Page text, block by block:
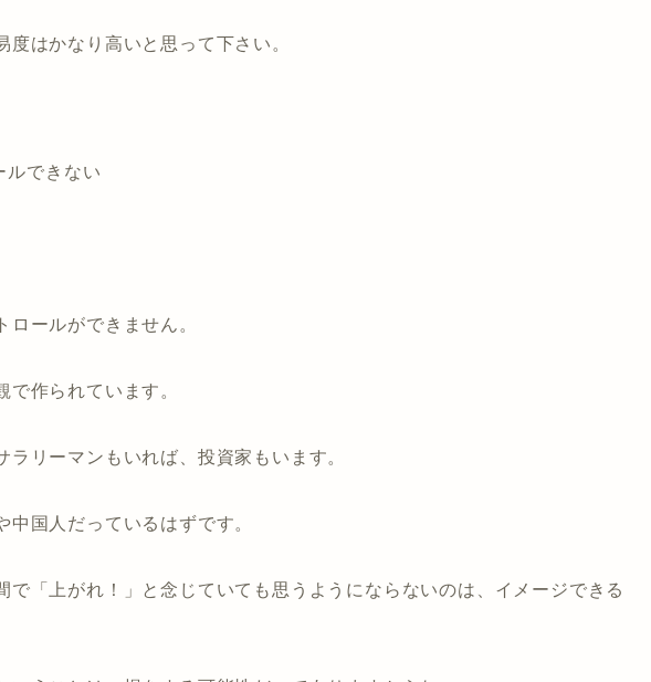
度はかなり高いと思って下さい。
ルできない
ロールができません。
で作られています。
ラリーマンもいれば、投資家もいます。
中国人だっているはずです。
で「上がれ！」と念じていても思うようにならないのは、イメージできる